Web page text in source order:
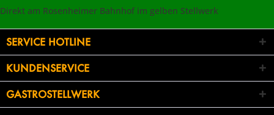
Direkt am Rosenheimer Bahnhof im gelben Stellwerk
SERVICE HOTLINE
KUNDENSERVICE
GASTROSTELLWERK